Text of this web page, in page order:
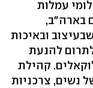
עמלות
בארה״ב,
ובאיכות
להנעת
קהילת
נשים, צרכניות